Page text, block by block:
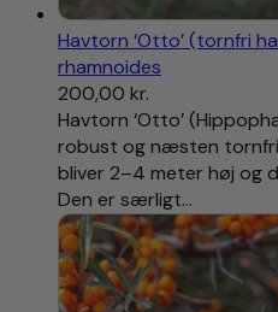
Havtorn ‘Otto’ (tornfri
rhamnoides
200,00 kr.
Havtorn ‘Otto’
robust og næsten
bliver 2–4 meter høj og
Den er særligt…